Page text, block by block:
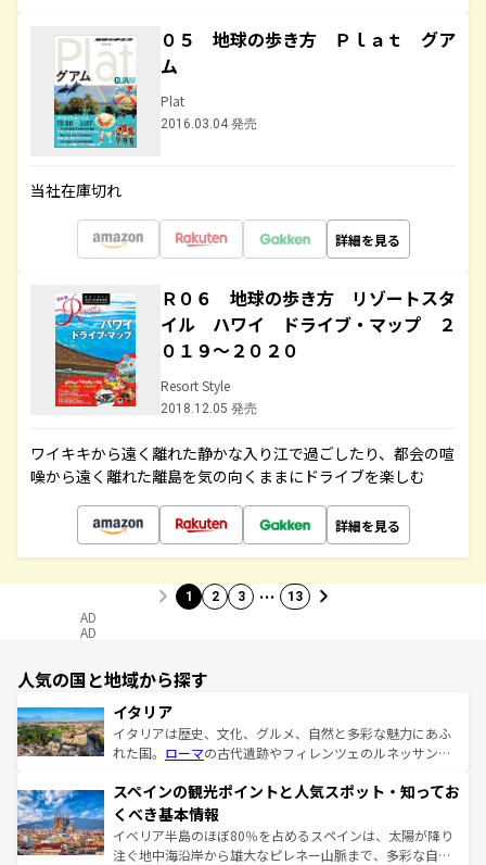
０５ 地球の歩き方 Ｐｌａｔ グア
ム
Plat
2016.03.04 発売
当社在庫切れ
詳細を見る
Ｒ０６ 地球の歩き方 リゾートスタ
イル ハワイ ドライブ・マップ ２
０１９～２０２０
Resort Style
2018.12.05 発売
ワイキキから遠く離れた静かな入り江で過ごしたり、都会の喧
噪から遠く離れた離島を気の向くままにドライブを楽しむ
詳細を見る
1 2 3 … 13
AD
AD
人気の国と地域から探す
イタリア
イタリアは歴史、文化、グルメ、自然と多彩な魅力にあふ
れた国。 ローマの古代遺跡やフィレンツェのルネッサンス
ろん、トスカーナの美しい田園風景やアマルフィ海岸の絶
景など、自然景観も見逃せない。観光の合間には、本場の
ピザやパスタなど、絶品のイタリア料理を堪能することも
できる。朝目覚めてから夜眠るまで、すべての瞬間を楽し
スペインの観光ポイントと人気スポット・知ってお
くべき基本情報
イベリア半島のほぼ80％を占めるスペインは、太陽が降り
注ぐ地中海沿岸から雄大なピレネー山脈まで、多彩な自然